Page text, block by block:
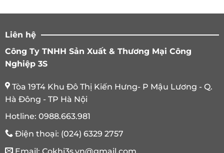
Liên hệ
Công Ty TNHH Sản Xuất & Thương Mại Công
Nghiệp 3S
Tòa 19T4 Khu Đô Thị Kiến Hưng- P Mậu Lương - Q.
Hà Đông - TP Hà Nội
Hotline: 0988.663.981
Điện thoại: (024) 6329 2757
Email: Cokhi3s.vn@gmail.com